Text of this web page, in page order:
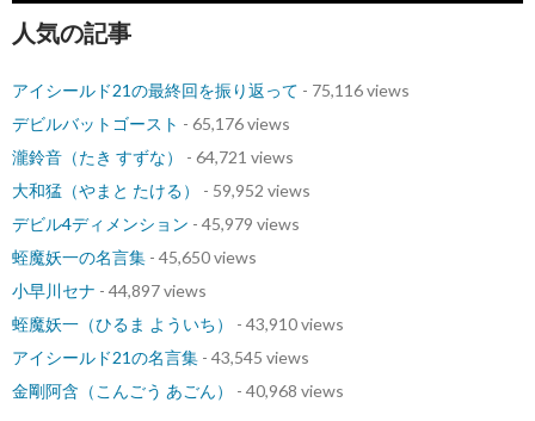
シ
ン
人気の記事
アイシールド21の最終回を振り返って - 75,116 views
デビルバットゴースト - 65,176 views
瀧鈴音（たき すずな）
- 64,721 views
大和猛（やまと たける）
- 59,952 views
デビル4ディメンション - 45,979 views
蛭魔妖一の名言集 - 45,650 views
小早川セナ - 44,897 views
蛭魔妖一（ひるま よういち）
- 43,910 views
アイシールド21の名言集 - 43,545 views
金剛阿含（こんごう あごん）
- 40,968 views